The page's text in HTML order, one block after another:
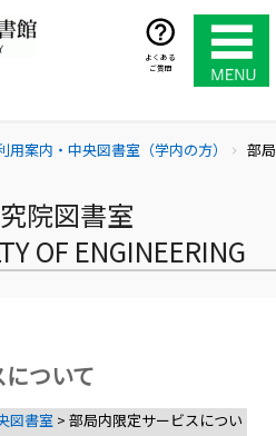
よくある
ご質問
用案内・中央図書室（学内の方） chevron_right
部局
院図書室
OF ENGINEERING
ついて
図書室 > 部局内限定サービスについ